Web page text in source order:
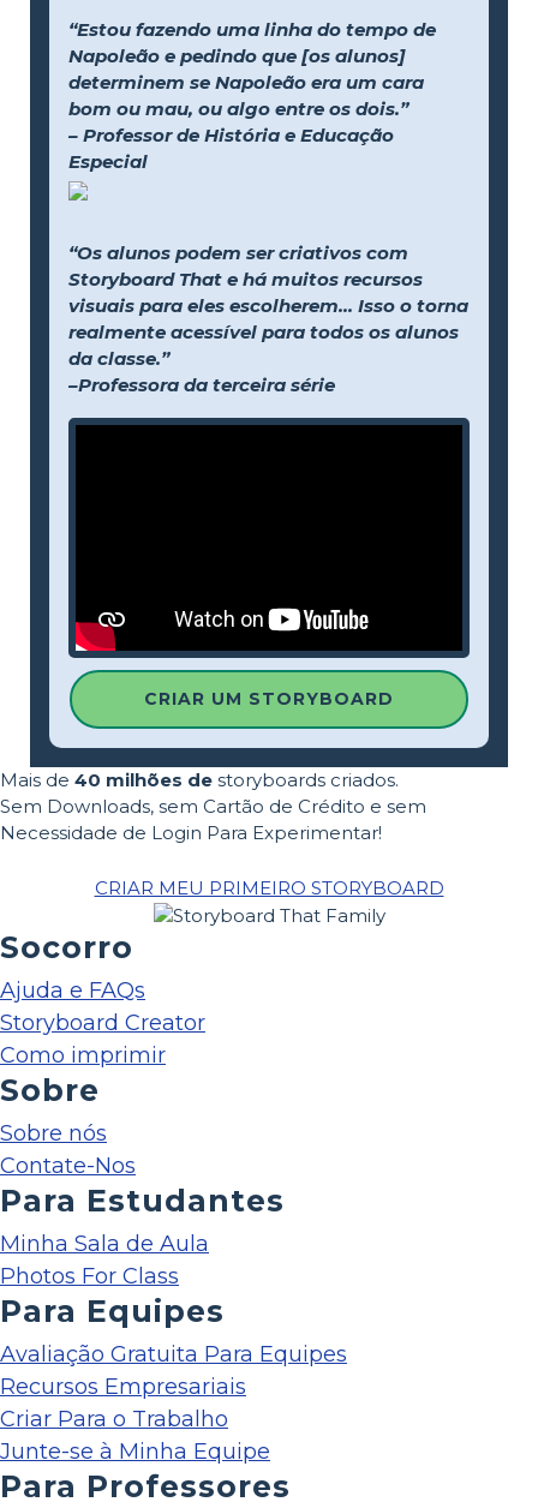
“Estou fazendo uma linha do tempo de
Napoleão e pedindo que [os alunos]
determinem se Napoleão era um cara
bom ou mau, ou algo entre os dois.”
– Professor de História e Educação
Especial
“Os alunos podem ser criativos com
Storyboard That e há muitos recursos
visuais para eles escolherem... Isso o torna
realmente acessível para todos os alunos
da classe.”
–Professora da terceira série
CRIAR UM STORYBOARD
Mais de 40 milhões de storyboards criados.
Sem Downloads, sem Cartão de Crédito e sem
Necessidade de Login Para Experimentar!
CRIAR MEU PRIMEIRO STORYBOARD
Socorro
Ajuda e FAQs
Storyboard Creator
Como imprimir
Sobre
Sobre nós
Contate-Nos
Para Estudantes
Minha Sala de Aula
Photos For Class
Para Equipes
Avaliação Gratuita Para Equipes
Recursos Empresariais
Criar Para o Trabalho
Junte-se à Minha Equipe
Para Professores